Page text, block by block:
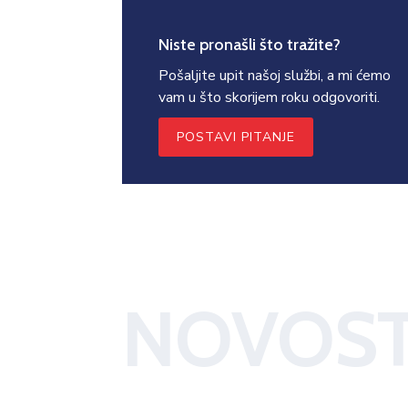
Niste pronašli što tražite?
Pošaljite upit našoj službi, a mi ćemo
vam u što skorijem roku odgovoriti.
POSTAVI PITANJE